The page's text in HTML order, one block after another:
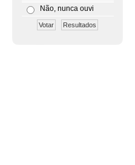
Não, nunca ouvi